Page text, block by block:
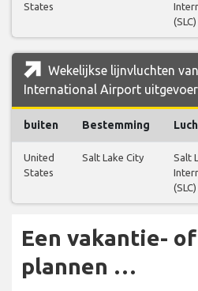
States
(SLC)
Wekelijkse lijnvluchten
International Airport
buiten Bestemming
United
States
Salt Lake City
Salt
(SLC)
Een vakantie-
plannen …